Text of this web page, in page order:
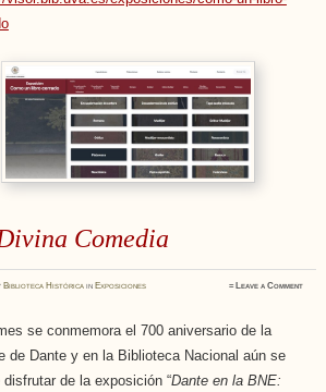
Comedia
Biblioteca Histórica in Exposiciones ≈ Leave a Comment
se conmemora el 700 aniversario de la
de Dante y en la Biblioteca Nacional aún se
disfrutar de la exposición “Dante en la BNE: